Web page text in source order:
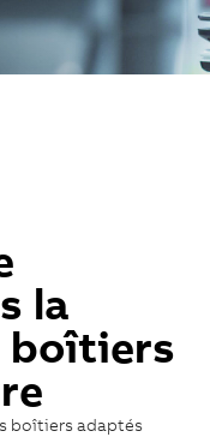
la
boîtiers
boîtiers adaptés